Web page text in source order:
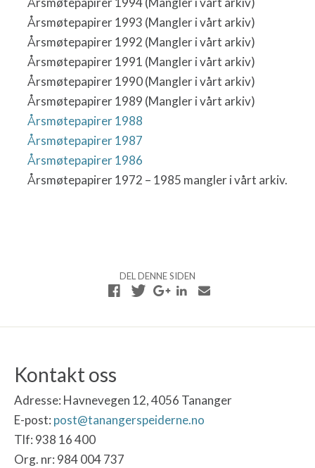
Årsmøtepapirer 1993 (Mangler i vårt arkiv)
Årsmøtepapirer 1992 (Mangler i vårt arkiv)
Årsmøtepapirer 1991 (Mangler i vårt arkiv)
Årsmøtepapirer 1990 (Mangler i vårt arkiv)
Årsmøtepapirer 1989 (Mangler i vårt arkiv)
Årsmøtepapirer 1988
Årsmøtepapirer 1987
Årsmøtepapirer 1986
Årsmøtepapirer 1972 – 1985 mangler i vårt arkiv.
DEL DENNE SIDEN
Kontakt oss
Adresse: Havnevegen 12, 4056 Tananger
E-post: post@tanangerspeiderne.no
Tlf: 938 16 400
Org. nr: 984 004 737